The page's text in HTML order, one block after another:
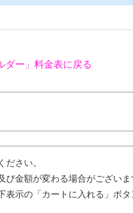
ー」 料金表に戻る
さい。
金額が変わる場合がございま
表示の「カートに入れる」ボ